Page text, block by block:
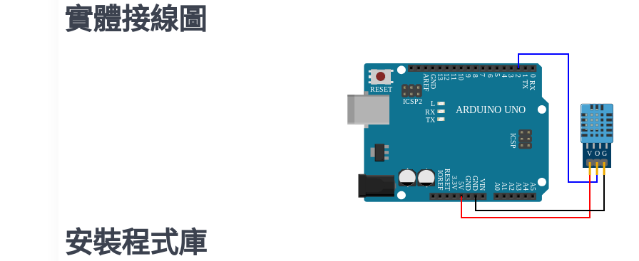
實體接線圖
安裝程式庫